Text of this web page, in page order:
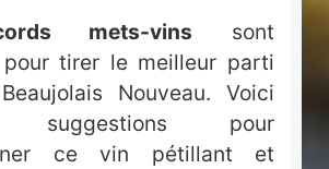
mets-vins sont
pour tirer le meilleur parti
Nouveau. Voici
suggestions pour
ce vin pétillant et